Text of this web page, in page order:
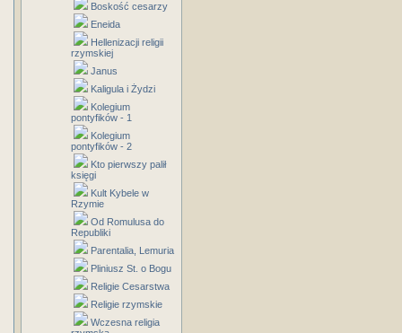
Boskość cesarzy
Eneida
Hellenizacji religii
rzymskiej
Janus
Kaligula i Żydzi
Kolegium
pontyfików - 1
Kolegium
pontyfików - 2
Kto pierwszy palił
księgi
Kult Kybele w
Rzymie
Od Romulusa do
Republiki
Parentalia, Lemuria
Pliniusz St. o Bogu
Religie Cesarstwa
Religie rzymskie
Wczesna religia